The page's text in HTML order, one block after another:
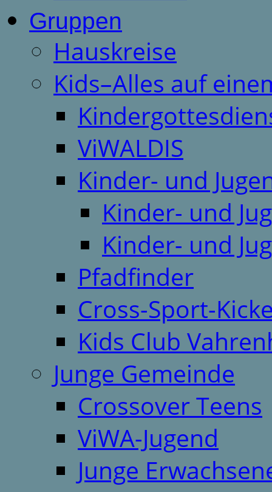
Gruppen
Hauskreise
Kids–Alles auf
ViWALDIS
Kinder- und
Kinder- und
Kinder- und
Pfadfinder
Cross-Sport-
Kids Club
Junge Gemeinde
Crossover Teens
ViWA-Jugend
Junge